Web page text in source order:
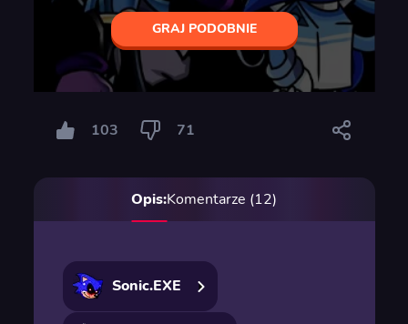
GRAJ PODOBNIE
103 71
Opis:Komentarze (12)
Sonic.EXE